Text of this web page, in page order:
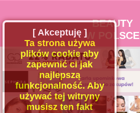
BEAUTY
W POLSCE
[ Akceptuję ]
Ta strona używa
plików cookie aby
zapewnić ci jak
najlepszą
funkcjonalność. Aby
używać tej witryny
musisz ten fakt